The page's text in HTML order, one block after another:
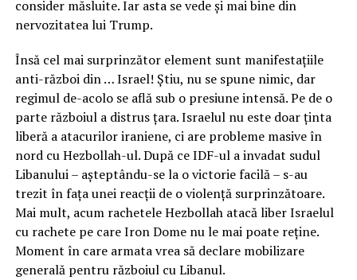
consider măsluite. Iar asta se vede și mai bine din
nervozitatea lui Trump.
Însă cel mai surprinzător element sunt manifestațiile
anti-război din … Israel! Știu, nu se spune nimic, dar
regimul de-acolo se află sub o presiune intensă. Pe de o
parte războiul a distrus țara. Israelul nu este doar ținta
liberă a atacurilor iraniene, ci are probleme masive în
nord cu Hezbollah-ul. După ce IDF-ul a invadat sudul
Libanului – așteptându-se la o victorie facilă – s-au
trezit în fața unei reacții de o violență surprinzătoare.
Mai mult, acum rachetele Hezbollah atacă liber Israelul
cu rachete pe care Iron Dome nu le mai poate reține.
Moment în care armata vrea să declare mobilizare
generală pentru războiul cu Libanul.